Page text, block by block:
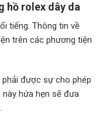
hồ rolex dây da
tiếng. Thông tin về
trên các phương tiện
được sự cho phép
hứa hẹn sẽ đưa